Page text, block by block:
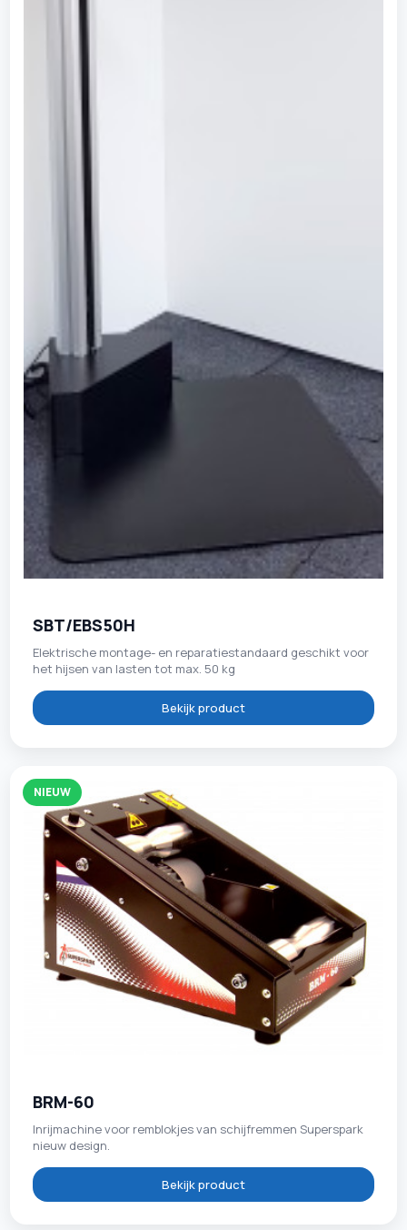
SBT/EBS50H
Elektrische montage- en reparatiestandaard geschikt voor
het hijsen van lasten tot max. 50 kg
Bekijk product
NIEUW
BRM-60
Inrijmachine voor remblokjes van schijfremmen Superspark
nieuw design.
Bekijk product